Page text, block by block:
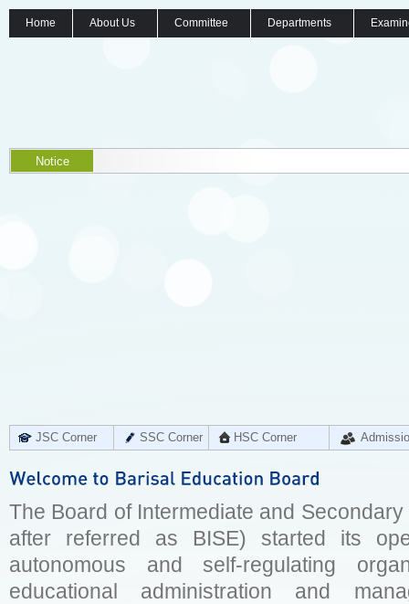
Home About Us Committee Departments
Notice
JSC Corner SSC Corner HSC Corner
The Board of Intermediate and
after referred as BISE) started its
autonomous and self-regulating
educational administration and